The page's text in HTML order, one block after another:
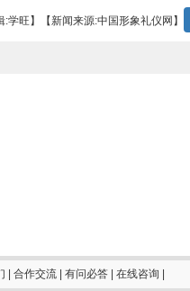
:学旺】 【新闻来源:中国形象礼仪网】
合作交流 有问必答 在线咨询